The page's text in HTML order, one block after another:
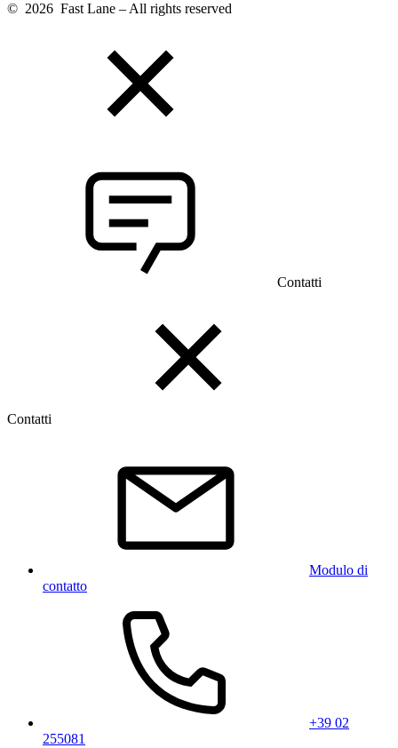
© 2026 Fast Lane – All rights reserved
Contatti
Contatti
Modulo di
contatto
+39 02
255081